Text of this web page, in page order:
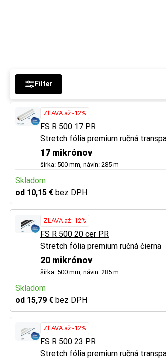
Filter
ZĽAVA až -12%
FS R 500 17 PR
Stretch fólia premium ručná
17 mikrónov
šírka: 500 mm, návin: 285 m
Skladom
od 10,15 € bez DPH
ZĽAVA až -12%
FS R 500 20 cer PR
Stretch fólia premium ručná čierna
20 mikrónov
šírka: 500 mm, návin: 285 m
Skladom
od 15,79 € bez DPH
ZĽAVA až -12%
FS R 500 23 PR
Stretch fólia premium ručná